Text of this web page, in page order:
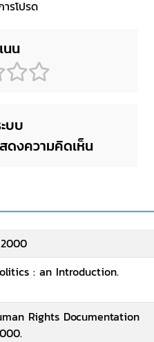
ารโปรด
นน
บบ
ดงความคิดเห็น
: an Introduction.
Rights Documentation